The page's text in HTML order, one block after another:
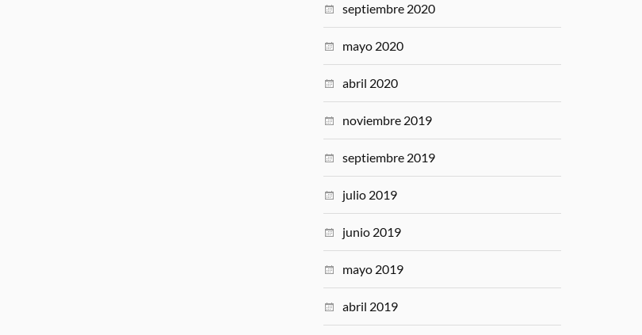
septiembre 2020
mayo 2020
abril 2020
noviembre 2019
septiembre 2019
julio 2019
junio 2019
mayo 2019
abril 2019